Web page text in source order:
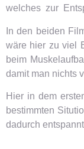
welches zur
In den beiden
wäre hier zu viel
beim
damit man nichts
Hier in dem
bestimmten
dadurch